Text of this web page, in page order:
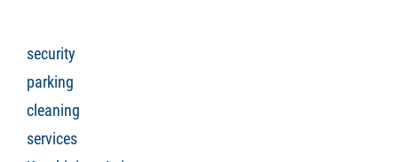
security
parking
cleaning
services